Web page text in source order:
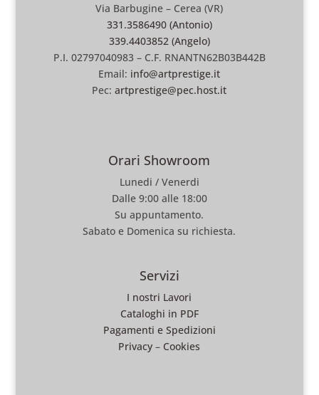
Via Barbugine – Cerea (VR)
331.3586490 (Antonio)
339.4403852 (Angelo)
P.I. 02797040983 – C.F. RNANTN62B03B442B
Email: info@artprestige.it
Pec:artprestige@pec.host.it
Orari Showroom
Lunedi / Venerdi
Dalle 9:00 alle 18:00
Su appuntamento.
Sabato e Domenica su richiesta.
Servizi
I nostri Lavori
Cataloghi in PDF
Pagamenti e Spedizioni
Privacy – Cookies